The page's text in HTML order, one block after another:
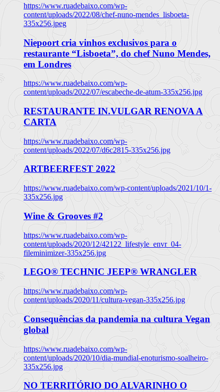
https://www.ruadebaixo.com/wp-
content/uploads/2022/08/chef-nuno-mendes_lisboeta-
335x256.jpeg
Niepoort cria vinhos exclusivos para o
restaurante “Lisboeta”, do chef Nuno Mendes,
em Londres
https://www.ruadebaixo.com/wp-
content/uploads/2022/07/escabeche-de-atum-335x256.jpg
RESTAURANTE IN.VULGAR RENOVA A
CARTA
https://www.ruadebaixo.com/wp-
content/uploads/2022/07/d6c2815-335x256.jpg
ARTBEERFEST 2022
https://www.ruadebaixo.com/wp-content/uploads/2021/10/1-
335x256.jpg
Wine & Grooves #2
https://www.ruadebaixo.com/wp-
content/uploads/2020/12/42122_lifestyle_envr_04-
fileminimizer-335x256.jpg
LEGO® TECHNIC JEEP® WRANGLER
https://www.ruadebaixo.com/wp-
content/uploads/2020/11/cultura-vegan-335x256.jpg
Consequências da pandemia na cultura Vegan
global
https://www.ruadebaixo.com/wp-
content/uploads/2020/10/dia-mundial-enoturismo-soalheiro-
335x256.jpg
NO TERRITÓRIO DO ALVARINHO O